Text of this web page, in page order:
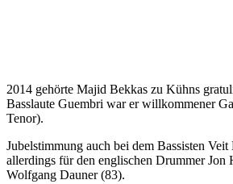
2014 gehörte Majid Bekkas zu Kühns
Basslaute Guembri war er willkommener
Tenor).
Jubelstimmung auch bei dem Bassisten
allerdings für den englischen Drummer
Wolfgang Dauner (83).